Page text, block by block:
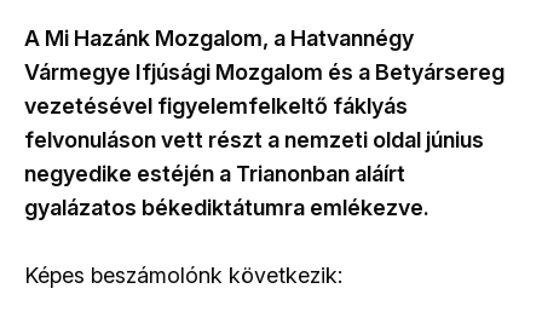
A Mi Hazánk Mozgalom, a Hatvannégy
Vármegye Ifjúsági Mozgalom és a Betyársereg
vezetésével figyelemfelkeltő fáklyás
felvonuláson vett részt a nemzeti oldal június
negyedike estéjén a Trianonban aláírt
gyalázatos békediktátumra emlékezve.
Képes beszámolónk következik: